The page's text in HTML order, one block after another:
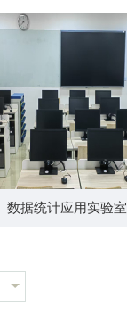
数据统计应用实验室